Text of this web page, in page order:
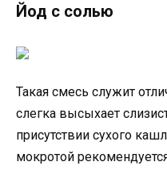
Йод с солью
Такая смесь служит
слегка высыхает
присутствии сухого
мокротой